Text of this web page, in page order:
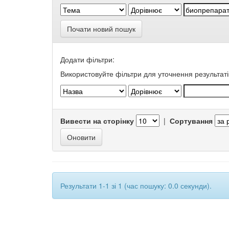
Почати новий пошук
Додати фільтри:
Використовуйте фільтри для уточнення
Вивести на сторінку | Сортування
Результати 1-1 зі 1 (час пошуку: 0.0 секунди).